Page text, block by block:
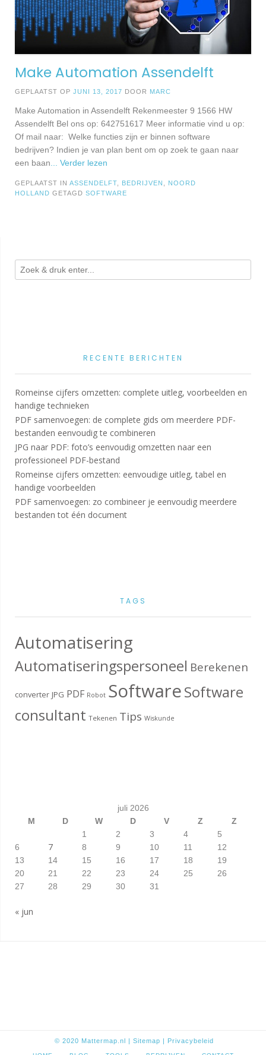
Make Automation Assendelft
GEPLAATST OP JUNI 13, 2017 DOOR MARC
Make Automation in Assendelft Rekenmeester 9 1566 HW
Assendelft Bel ons op: 642751617 Meer informatie vind u op:
Of mail naar: Welke functies zijn er binnen software
bedrijven? Indien je van plan bent om op zoek te gaan naar
een baan ... Verder lezen
GEPLAATST IN ASSENDELFT BEDRIJVEN
NOORD
HOLLAND GETAGD SOFTWARE
RECENTE BERICHTEN
Romeinse cijfers omzetten: complete uitleg, voorbeelden en
handige technieken
PDF samenvoegen: de complete gids om meerdere PDF-
bestanden eenvoudig te combineren
JPG naar PDF: foto’s eenvoudig omzetten naar een
professioneel PDF-bestand
Romeinse cijfers omzetten: eenvoudige uitleg, tabel en
handige voorbeelden
PDF samenvoegen: zo combineer je eenvoudig meerdere
bestanden tot één document
TAGS
Automatisering
Automatiseringspersoneel Berekenen
converter JPG PDF Robot SoftwareSoftware
consultant Tekenen Tips Wiskunde
juli 2026
M
D W D V Z
Z
1
2 3 4
5
6
7 8 9 10 11
12
13
14 15 16 17 18
19
20
21 22 23 24 25
26
27
28 29 30 31
« jun
© 2020 Mattermap.nl | Sitemap | Privacybeleid